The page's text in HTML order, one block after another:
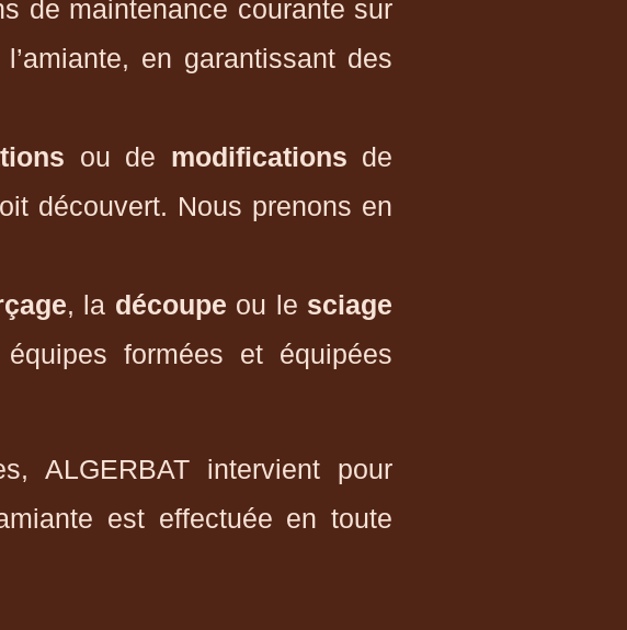
de maintenance courante sur
en garantissant des
ou de modifications de
découvert. Nous prenons en
, la découpe ou le sciage
formées et équipées
ALGERBAT intervient pour
est effectuée en toute